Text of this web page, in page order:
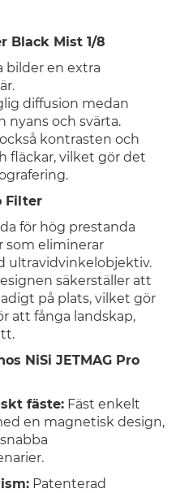
Black Mist 1/8
bilder en extra
diffusion medan
nyans och svärta.
kontrasten och
fläckar, vilket gör det
Filter
för hög prestanda
som eliminerar
ultravidvinkelobjektiv.
säkerställer att
på plats, vilket gör
att fånga landskap,
NiSi JETMAG Pro
fäste: Fäst enkelt
en magnetisk design,
Patenterad